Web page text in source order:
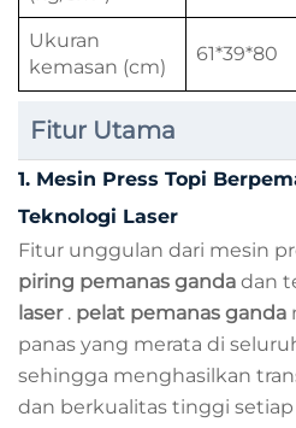
Ukuran
kemasan (cm)
61*39*80
Fitur Utama
1. Mesin Press Topi
Teknologi Laser
Fitur unggulan dari mesin
piring pemanas ganda dan
laser . pelat pemanas ganda
panas yang merata di
sehingga menghasilkan
dan berkualitas tinggi